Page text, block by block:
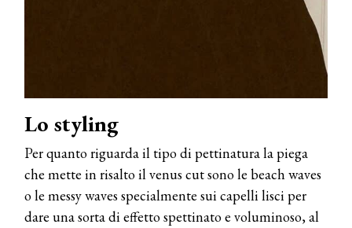
Lo styling
Per quanto riguarda il tipo di pettinatura la piega
che mette in risalto il venus cut sono le beach waves
o le messy waves specialmente sui capelli lisci per
dare una sorta di effetto spettinato e voluminoso, al